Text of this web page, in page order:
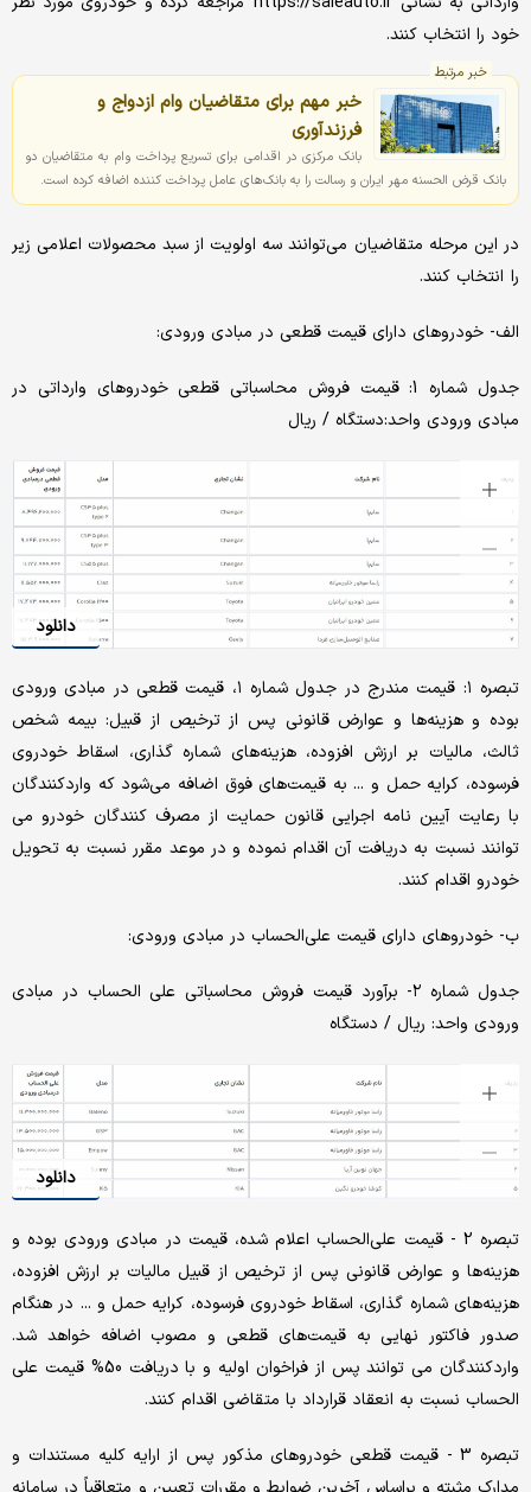
خود را انتخاب کنند.
خبر مرتبط
خبر مهم برای متقاضیان وام ازدواج و
فرزندآوری
بانک مرکزی در اقدامی برای تسریع پرداخت وام به متقاضیان دو
بانک قرض الحسنه مهر ایران و رسالت را به بانک‌های عامل پرداخت کننده اضافه کرده است.
در این مرحله متقاضیان می‌توانند سه اولویت از سبد محصولات اعلامی زیر
را انتخاب کنند.
الف- خودروهای دارای قیمت قطعی در مبادی ورودی:
جدول شماره 1: قیمت فروش محاسباتی قطعی خودروهای وارداتی در
مبادی ورودی واحد:دستگاه / ریال
دانلود
تبصره ۱: قیمت مندرج در جدول شماره ۱، قیمت قطعی در مبادی ورودی
بوده و هزینه‌ها و عوارض قانونی پس از ترخیص از قبیل: بیمه شخص
ثالث، مالیات بر ارزش افزوده، هزینه‌های شماره گذاری، اسقاط خودروی
فرسوده، کرایه حمل و ... به قیمت‌های فوق اضافه می‌شود که واردکنندگان
با رعایت آیین نامه اجرایی قانون حمایت از مصرف کنندگان خودرو می
توانند نسبت به دریافت آن اقدام نموده و در موعد مقرر نسبت به تحویل
خودرو اقدام کنند.
ب- خودروهای دارای قیمت علی‌الحساب در مبادی ورودی:
جدول شماره ۲- برآورد قیمت فروش محاسباتی علی الحساب در مبادی
ورودی واحد: ریال / دستگاه
دانلود
تبصره 2 - قیمت علی‌الحساب اعلام شده، قیمت در مبادی ورودی بوده و
هزینه‌ها و عوارض قانونی پس از ترخیص از قبیل مالیات بر ارزش افزوده،
هزینه‌های شماره گذاری، اسقاط خودروی فرسوده، کرایه حمل و ... در هنگام
صدور فاکتور نهایی به قیمت‌های قطعی و مصوب اضافه خواهد شد.
واردکنندگان می توانند پس از فراخوان اولیه و با دریافت 50% قیمت علی
الحساب نسبت به انعقاد قرارداد با متقاضی اقدام کنند.
تبصره 3 - قیمت قطعی خودروهای مذکور پس از ارایه کلیه مستندات و